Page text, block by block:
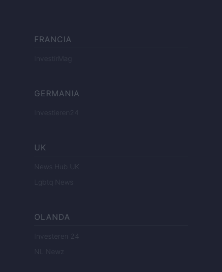
FRANCIA
InvestirMag
GERMANIA
Investieren24
UK
News Hub UK
Lgbtq News
OLANDA
Investeren 24
NL Newz